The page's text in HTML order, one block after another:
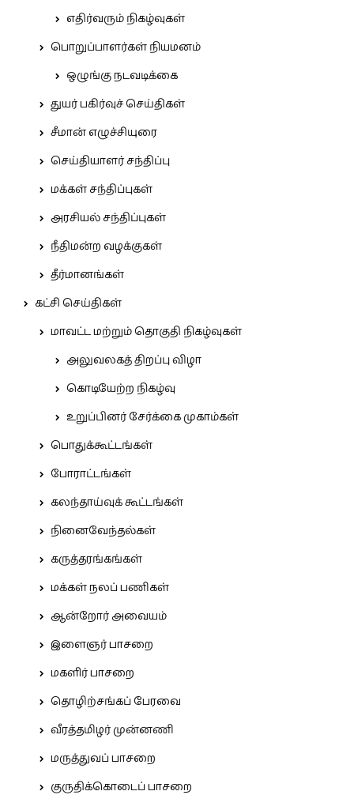
எதிர்வரும் நிகழ்வுகள்
பொறுப்பாளர்கள் நியமனம்
ஒழுங்கு நடவடிக்கை
துயர் பகிர்வுச் செய்திகள்
சீமான் எழுச்சியுரை
செய்தியாளர் சந்திப்பு
மக்கள் சந்திப்புகள்
அரசியல் சந்திப்புகள்
நீதிமன்ற வழக்குகள்
தீர்மானங்கள்
கட்சி செய்திகள்
மாவட்ட மற்றும் தொகுதி நிகழ்வுகள்
அலுவலகத் திறப்பு விழா
கொடியேற்ற நிகழ்வு
உறுப்பினர் சேர்க்கை முகாம்கள்
பொதுக்கூட்டங்கள்
போராட்டங்கள்
கலந்தாய்வுக் கூட்டங்கள்
நினைவேந்தல்கள்
கருத்தரங்கங்கள்
மக்கள் நலப் பணிகள்
ஆன்றோர் அவையம்
இளைஞர் பாசறை
மகளிர் பாசறை
தொழிற்சங்கப் பேரவை
வீரத்தமிழர் முன்னணி
மருத்துவப் பாசறை
குருதிக்கொடைப் பாசறை